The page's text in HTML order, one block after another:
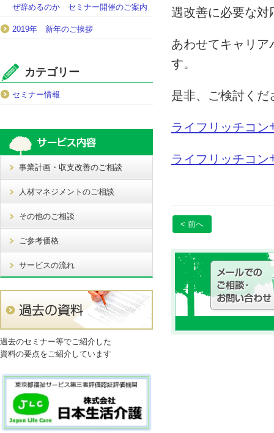
遇改善に必要な対
あわせてキャリ
す。
是非、ご検討くだ
ライフリッチコ
ライフリッチコ
< 前へ
ぜ辞めるのか セミナー開催のご案内
2019年 新年のご挨拶
カテゴリー
セミナー情報
事業計画・収支改善のご相談
人材マネジメントのご相談
その他のご相談
ご参考価格
サービスの流れ
過去のセミナー等でご紹介した
資料の要点をご紹介しています